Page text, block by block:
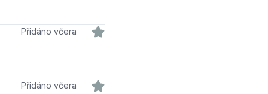
Přidáno včera
Přidáno včera